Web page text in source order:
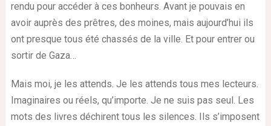
rendu pour accéder à ces bonheurs. Avant je pouvais en
avoir auprès des prêtres, des moines, mais aujourd’hui ils
ont presque tous été chassés de la ville. Et pour entrer ou
sortir de Gaza…
Mais moi, je les attends. Je les attends tous mes lecteurs.
Imaginaires ou réels, qu’importe. Je ne suis pas seul. Les
mots des livres déchirent tous les silences. Ils s’imposent